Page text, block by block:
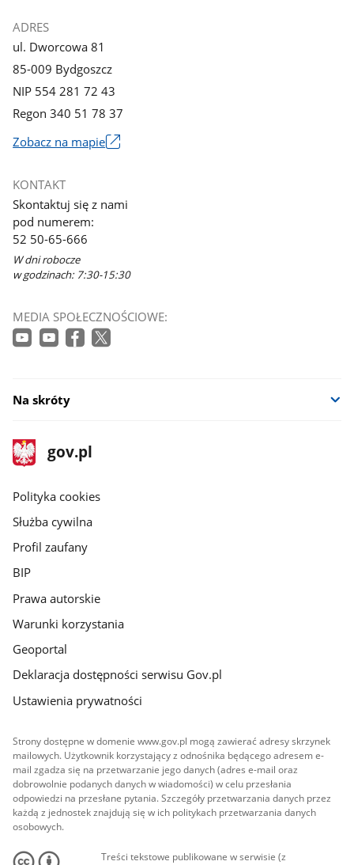
ADRES
ul. Dworcowa 81
85-009 Bydgoszcz
NIP 554 281 72 43
Regon 340 51 78 37
Zobacz na mapie
się
w
nowym
oknie
KONTAKT
Skontaktuj się z nami
pod numerem:
52 50-65-666
W dni robocze
w godzinach: 7:30-15:30
MEDIA SPOŁECZNOŚCIOWE:
Na skróty
stopka
gov.pl
Strona
gov.pl
gov.pl
Polityka cookies
Służba cywilna
Profil zaufany
BIP
Prawa autorskie
Warunki korzystania
Geoportal
Deklaracja dostępności serwisu Gov.pl
Ustawienia prywatności
Strony dostępne w domenie www.gov.pl mogą zawierać adresy skrzynek
mailowych. Użytkownik korzystający z odnośnika będącego adresem e-
mail zgadza się na przetwarzanie jego danych (adres e-mail oraz
dobrowolnie podanych danych w wiadomości) w celu przesłania
odpowiedzi na przesłane pytania. Szczegóły przetwarzania danych przez
każdą z jednostek znajdują się w ich politykach przetwarzania danych
osobowych.
Treści tekstowe publikowane w serwisie (z